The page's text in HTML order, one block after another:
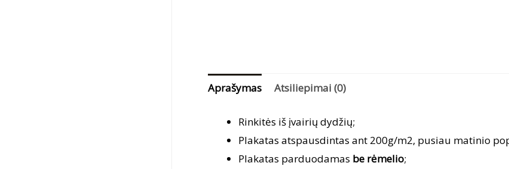
Aprašymas Atsiliepimai (0)
Rinkitės iš įvairių dydžių;
Plakatas atspausdintas ant 200g/m2, pusiau matinio
Plakatas parduodamas be rėmelio;